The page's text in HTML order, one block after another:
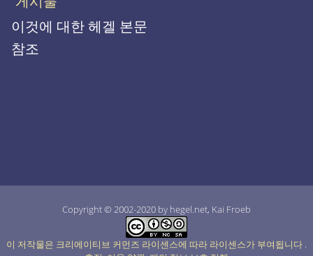
이것에 대한 헤겔 본문
참조
Copyright © 2002-2020 by hegel.net, Kai Froeb
이 저작물은 크리에이티브 커먼즈 라이센스에 따라 라이센스가 부여됩니다 .